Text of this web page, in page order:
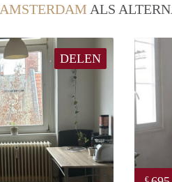
AMSTERDAM ALS
DELEN
€